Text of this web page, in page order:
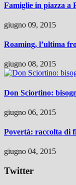
Famiglie in piazza a
giugno 09, 2015
Roaming, l’ultima
giugno 08, 2015
Don Sciortino:
giugno 06, 2015
Povertà: raccolta di
giugno 04, 2015
Twitter